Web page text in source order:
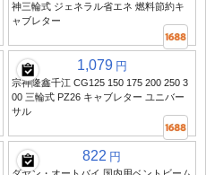
神三輪式 ジェネラル省エネ 燃料節約キ
ャブレター
1,079 円
宗神隆鑫千江 CG125 150 175 200 250 3
00 三輪式 PZ26 キャブレター ユニバー
サル
822 円